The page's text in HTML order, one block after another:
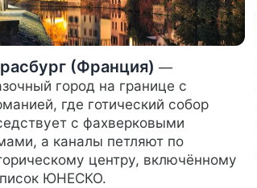
(Франция) —
город на границе с
где готический собор
с фахверковыми
а каналы петляют по
центру, включённому
ЮНЕСКО.